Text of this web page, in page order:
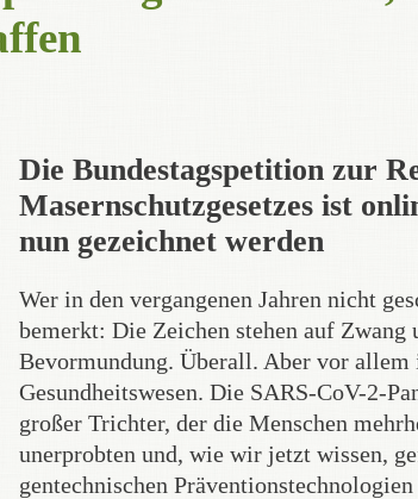
Die Bundestagspetition zur
Masernschutzgesetzes ist
nun gezeichnet werden
Wer in den vergangenen Jahren nicht
bemerkt: Die Zeichen stehen auf Zwang
Bevormundung. Überall. Aber vor allem
Gesundheitswesen. Die SARS-CoV-2-
großer Trichter, der die Menschen
unerprobten und, wie wir jetzt wissen,
gentechnischen